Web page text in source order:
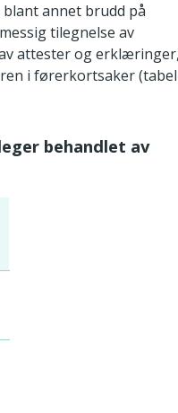
annet brudd på
tilegnelse av
attester og erklæringer,
i førerkortsaker
behandlet av